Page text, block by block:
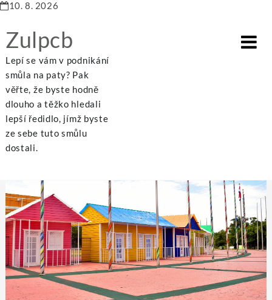
10. 8. 2026
Zulpcb
Lepí se vám v podnikání
smůla na paty? Pak
věřte, že byste hodně
dlouho a těžko hledali
lepší ředidlo, jímž byste
ze sebe tuto smůlu
dostali.
Home Dům a byt I alternativní bydlení může být dobré